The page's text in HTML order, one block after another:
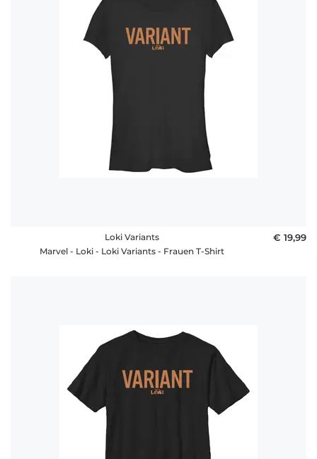
Loki Variants
Marvel - Loki - Loki Variants - Frauen T-Shirt
€ 19,99